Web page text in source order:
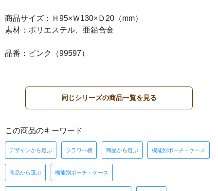
商品サイズ：Ｈ95×Ｗ130×Ｄ20（mm）
素材：ポリエステル、亜鉛合金
品番：ピンク（99597）
同じシリーズの商品一覧を見る
この商品のキーワード
デザインから選ぶ フラワー柄 商品から選ぶ 機能別ポーチ・ケース
商品から選ぶ 機能別ポーチ・ケース